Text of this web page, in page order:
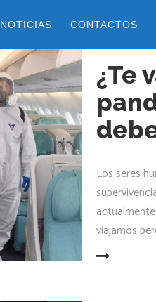
NOTICIAS CONTACTOS
¿Te
Los seres
viajamos
LEER MÁS